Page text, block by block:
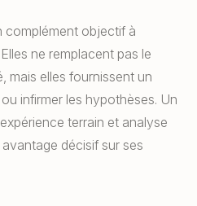
complément objectif à
ne remplacent pas le
mais elles fournissent un
infirmer les hypothèses. Un
terrain et analyse
décisif sur ses